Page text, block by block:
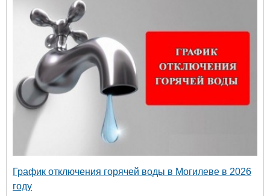
График отключения горячей воды в Могилеве в 2026
году